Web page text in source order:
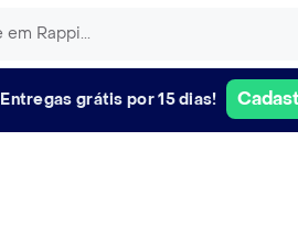
Entregas grátis por 15 dias!